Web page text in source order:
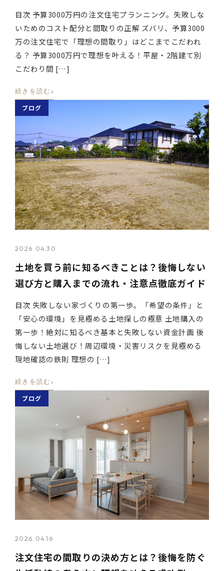
目次 予算3000万円の注文住宅プランニング。失敗しな
いためのコスト配分と間取りの正解 ズバリ、予算3000
万の注文住宅で「理想の間取り」はどこまでこだわれ
る？ 予算3000万円で理想を叶える！平屋・2階建て別
こだわり間 […]
続きを読む ›
ブログ
2026.04.30
土地を買う前に知るべきことは？後悔しない
選び方と購入までの流れ・注意点徹底ガイド
目次 失敗しない家づくりの第一歩。「希望の条件」と
「安心の環境」を見極める土地探しの極意 土地購入の
第一歩！絶対に知るべき基本と失敗しない資金計画 後
悔しない土地選び！周辺環境・災害リスクを見極める
現地確認の鉄則 理想の […]
続きを読む ›
ブログ
2026.04.16
注文住宅の間取りの決め方とは？後悔を防ぐ